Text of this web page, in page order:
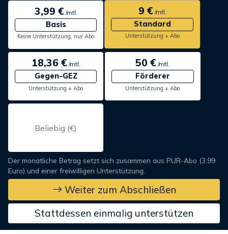
3,99 €/mtl.
Basis
Keine Unterstützung, nur Abo
9 €/mtl.
Standard
Unterstützung + Abo
18,36 €/mtl.
Gegen-GEZ
Unterstützung + Abo
50 € /mtl.
Förderer
Unterstützung + Abo
Der monatliche Betrag setzt sich zusammen aus PUR-Abo (3,99
Euro) und einer freiwilligen Unterstützung.
Weiter zum Abschließen
Stattdessen einmalig unterstützen